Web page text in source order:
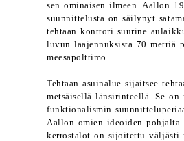
sen ominaisen ilmeen. Aallon
suunnittelusta on säilynyt
tehtaan konttori suurine
luvun laajennuksista 70 metriä
meesapolttimo.
Tehtaan asuinalue sijaitsee
metsäisellä länsirinteellä. Se on
funktionalismin
Aallon omien ideoiden
kerrostalot on sijoitettu väljästi